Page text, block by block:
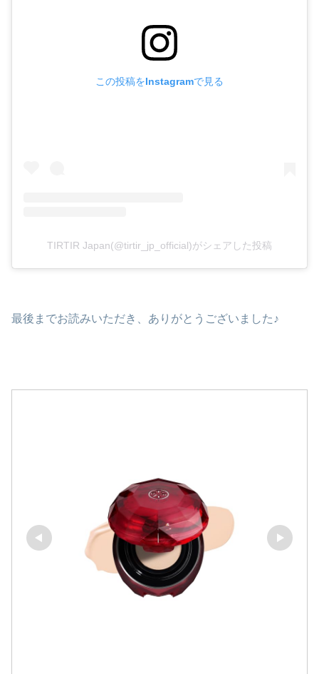
この投稿をInstagramで見る
TIRTIR Japan(@tirtir_jp_official)がシェアした投稿
最後までお読みいただき、ありがとうございました♪